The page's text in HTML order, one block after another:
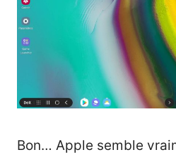
Bon… Apple semble